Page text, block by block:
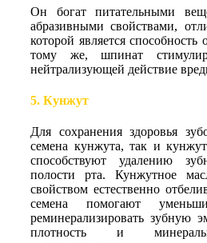
Он богат питательными
абразивными свойствами,
которой является
тому же, шпинат
нейтрализующей действие
5. Кунжут
Для сохранения здоровья
семена кунжута, так и
способствуют удалению
полости рта. Кунжутное
свойством естественно
семена помогают
реминерализировать зубную
плотность и